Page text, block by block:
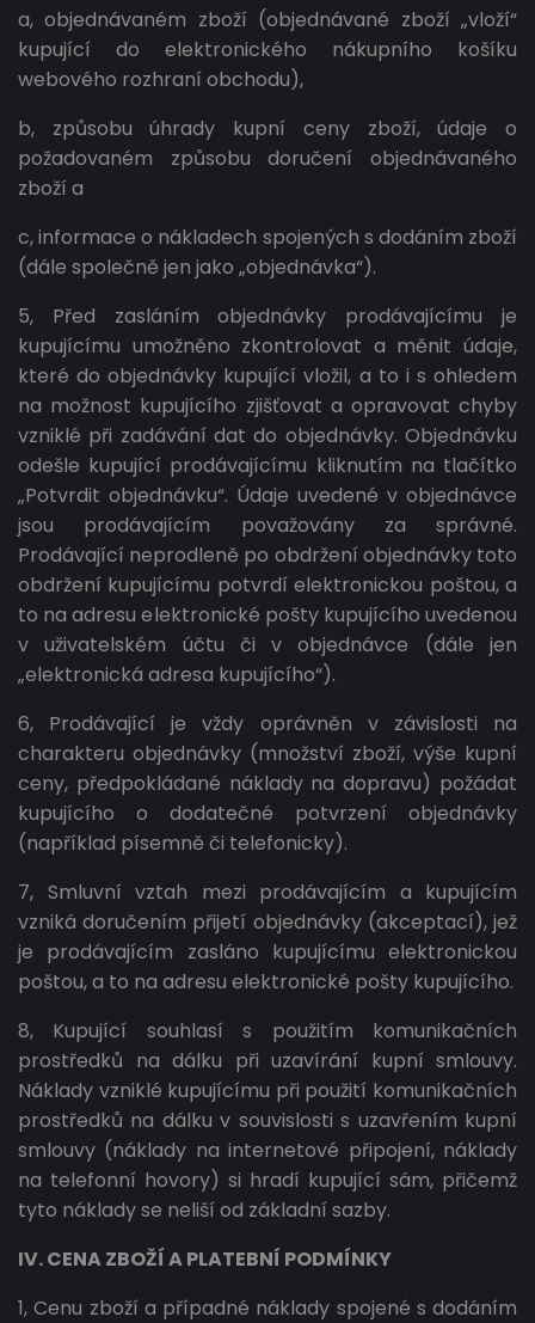
a, objednávaném zboží (objednávané zboží „vloží“
kupující do elektronického nákupního košíku
webového rozhraní obchodu),
b, způsobu úhrady kupní ceny zboží, údaje o
požadovaném způsobu doručení objednávaného
zboží a
c, informace o nákladech spojených s dodáním zboží
(dále společně jen jako „objednávka“).
5, Před zasláním objednávky prodávajícímu je
kupujícímu umožněno zkontrolovat a měnit údaje,
které do objednávky kupující vložil, a to i s ohledem
na možnost kupujícího zjišťovat a opravovat chyby
vzniklé při zadávání dat do objednávky. Objednávku
odešle kupující prodávajícímu kliknutím na tlačítko
„Potvrdit objednávku“. Údaje uvedené v objednávce
jsou prodávajícím považovány za správné.
Prodávající neprodleně po obdržení objednávky toto
obdržení kupujícímu potvrdí elektronickou poštou, a
to na adresu elektronické pošty kupujícího uvedenou
v uživatelském účtu či v objednávce (dále jen
„elektronická adresa kupujícího“).
6, Prodávající je vždy oprávněn v závislosti na
charakteru objednávky (množství zboží, výše kupní
ceny, předpokládané náklady na dopravu) požádat
kupujícího o dodatečné potvrzení objednávky
(například písemně či telefonicky).
7, Smluvní vztah mezi prodávajícím a kupujícím
vzniká doručením přijetí objednávky (akceptací), jež
je prodávajícím zasláno kupujícímu elektronickou
poštou, a to na adresu elektronické pošty kupujícího.
8, Kupující souhlasí s použitím komunikačních
prostředků na dálku při uzavírání kupní smlouvy.
Náklady vzniklé kupujícímu při použití komunikačních
prostředků na dálku v souvislosti s uzavřením kupní
smlouvy (náklady na internetové připojení, náklady
na telefonní hovory) si hradí kupující sám, přičemž
tyto náklady se neliší od základní sazby.
IV. CENA ZBOŽÍ A PLATEBNÍ PODMÍNKY
1, Cenu zboží a případné náklady spojené s dodáním